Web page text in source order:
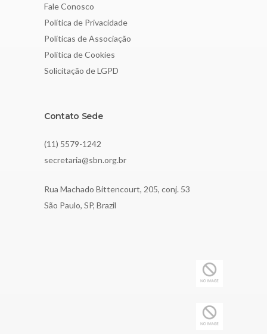
Fale Conosco
Política de Privacidade
Políticas de Associação
Política de Cookies
Solicitação de LGPD
Contato Sede
(11) 5579-1242
secretaria@sbn.org.br
Rua Machado Bittencourt, 205, conj. 53
São Paulo, SP, Brazil